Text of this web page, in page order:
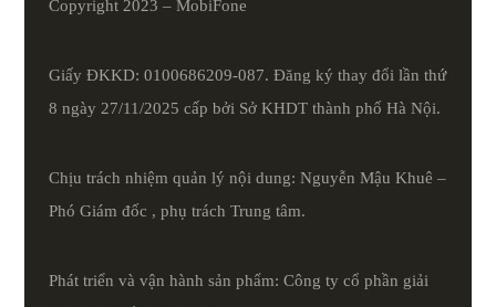
Copyright 2023 – MobiFone
Giấy ĐKKD: 0100686209-087. Đăng ký thay đổi lần thứ
8 ngày 27/11/2025 cấp bởi Sở KHDT thành phố Hà Nội.
Chịu trách nhiệm quản lý nội dung: Nguyễn Mậu Khuê –
Phó Giám đốc , phụ trách Trung tâm.
Phát triển và vận hành sản phẩm: Công ty cổ phần giải